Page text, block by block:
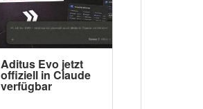
Aditus Evo jetzt
offiziell in Claude
verfügbar